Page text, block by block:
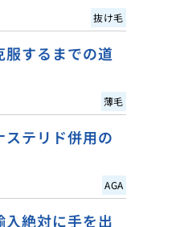
抜け毛
服するまでの道
薄毛
ステリド併用の
AGA
入絶対に手を出